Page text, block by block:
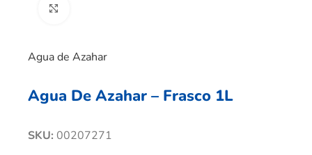
Agua de Azahar
Agua De Azahar – Frasco 1L
SKU: 00207271